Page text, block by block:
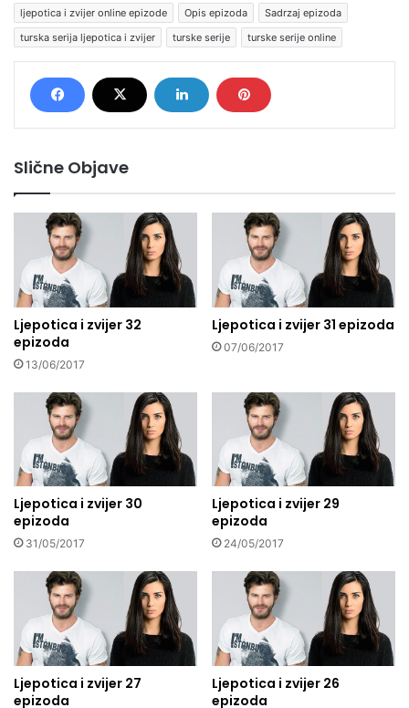
ljepotica i zvijer online epizode
Opis epizoda
Sadrzaj epizoda
turska serija ljepotica i zvijer
turske serije turske serije online
Slične Objave
Ljepotica i zvijer 32
epizoda
13/06/2017
Ljepotica i zvijer 31 epizoda
07/06/2017
Ljepotica i zvijer 30
epizoda
31/05/2017
Ljepotica i zvijer 29
epizoda
24/05/2017
Ljepotica i zvijer 27
epizoda
Ljepotica i zvijer 26
epizoda